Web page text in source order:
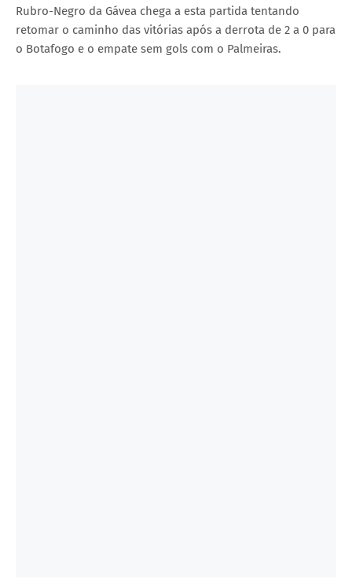
Rubro-Negro da Gávea chega a esta partida tentando
retomar o caminho das vitórias após a derrota de 2 a 0 para
o Botafogo e o empate sem gols com o Palmeiras.